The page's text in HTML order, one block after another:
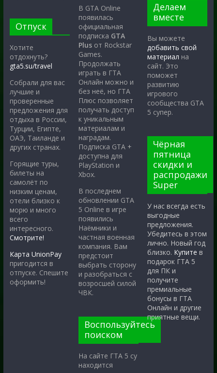
Отпуск
Хотите
отдохнуть?
gta5.su/travel
Собрали для вас
лучшие и
проверенные
предложения для
отдыха в России,
Турции, Египте,
ОАЭ, Таиланде и
других странах.
Горящие туры,
билеты на
самолёт по
низким ценам,
отели близко к
морю и много
всего
интересного.
Смотрите!
Карта UnionPay
пригодится в
отпуске. Спешите
оформить!
В GTA Online
появилась
официальная
подписка GTA
Plus от Rockstar
Games.
Продолжать
играть в ГТА
Онлайн можно и
без неё, но ГТА
Плюс позволяет
получать доступ
к уникальным
материалам и
наградам.
Подписка GTA +
доступна для
PlayStation и
Xbox.
В последнем
обновлении GTA
5 Online в игре
появились
Наёмники и
частная военная
компания. Вам
предстоит
выбрать сторону
и разобраться с
возросшей силой
ЧВК.
Воспользуйтесь
поиском
На сайте ГТА 5 су
находится
Делаем
вместе
Вы можете
добавить свой
материал на
сайт. Это
поможет
развитию
игрового
сообщества GTA
5 супер.
Чёрная
пятница
скидки и
распродажи
Super
У нас всегда есть
выгодные
предложения.
Убедитесь в этом
лично. Новый год
близко. Купите в
подарок ГТА 5
для ПК и
получите
премиальные
бонусы в ГТА
Онлайн и другие
приятные вещи.